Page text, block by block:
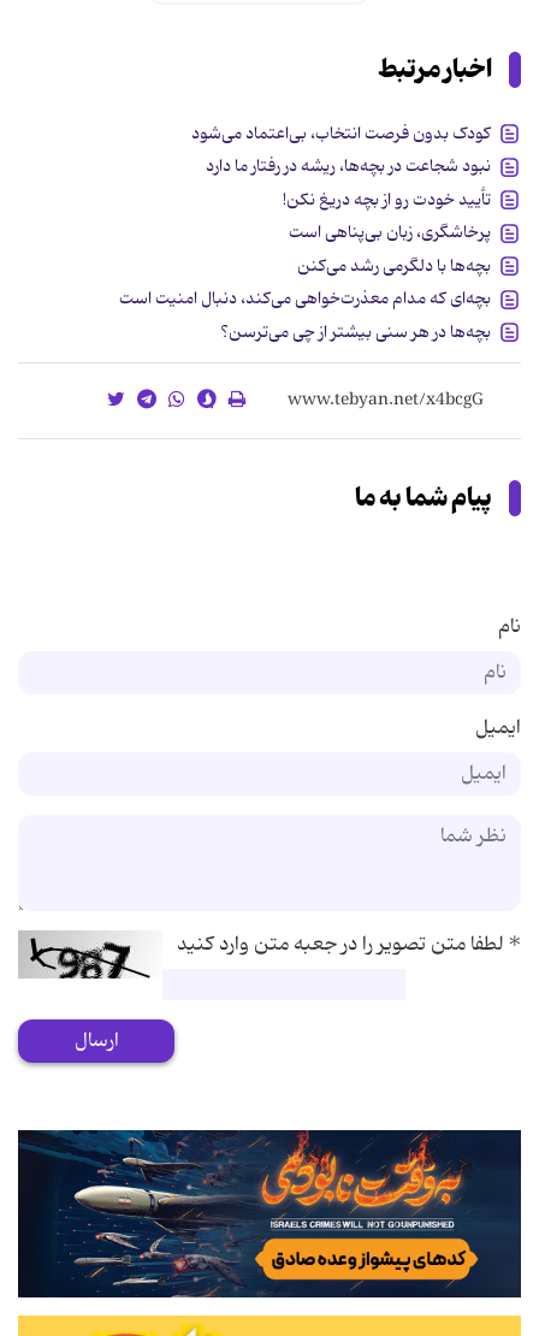
اخبار مرتبط
کودک بدون فرصت انتخاب، بی‌اعتماد می‌شود
نبود شجاعت در بچه‌ها، ریشه در رفتار ما دارد
تأیید خودت رو از بچه دریغ نکن!
پرخاشگری، زبان بی‌پناهی است
بچه‌ها با دلگرمی رشد می‌کنن
بچه‌ای که مدام معذرت‌خواهی می‌کند، دنبال امنیت است
بچه‌ها در هر سنی بیشتر از چی می‌ترسن؟
پیام شما به ما
نام
ایمیل
*لطفا متن تصویر را در جعبه متن وارد کنید
ارسال